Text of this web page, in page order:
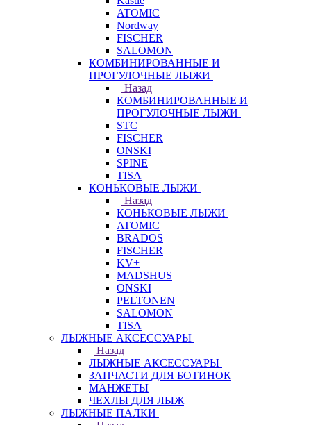
ATOMIC
Nordway
FISCHER
SALOMON
КОМБИНИРОВАННЫЕ И
ПРОГУЛОЧНЫЕ ЛЫЖИ
Назад
КОМБИНИРОВАННЫЕ И
ПРОГУЛОЧНЫЕ ЛЫЖИ
STC
FISCHER
ONSKI
SPINE
TISA
КОНЬКОВЫЕ ЛЫЖИ
Назад
КОНЬКОВЫЕ ЛЫЖИ
ATOMIC
BRADOS
FISCHER
KV+
MADSHUS
ONSKI
PELTONEN
SALOMON
TISA
ЛЫЖНЫЕ АКСЕССУАРЫ
Назад
ЛЫЖНЫЕ АКСЕССУАРЫ
ЗАПЧАСТИ ДЛЯ БОТИНОК
МАНЖЕТЫ
ЧЕХЛЫ ДЛЯ ЛЫЖ
ЛЫЖНЫЕ ПАЛКИ